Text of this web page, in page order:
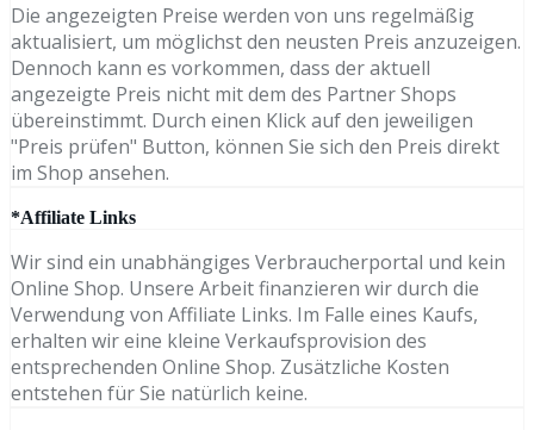
Die angezeigten Preise werden von uns regelmäßig
aktualisiert, um möglichst den neusten Preis anzuzeigen.
Dennoch kann es vorkommen, dass der aktuell
angezeigte Preis nicht mit dem des Partner Shops
übereinstimmt. Durch einen Klick auf den jeweiligen
"Preis prüfen" Button, können Sie sich den Preis direkt
im Shop ansehen.
*Affiliate Links
Wir sind ein unabhängiges Verbraucherportal und kein
Online Shop. Unsere Arbeit finanzieren wir durch die
Verwendung von Affiliate Links. Im Falle eines Kaufs,
erhalten wir eine kleine Verkaufsprovision des
entsprechenden Online Shop. Zusätzliche Kosten
entstehen für Sie natürlich keine.